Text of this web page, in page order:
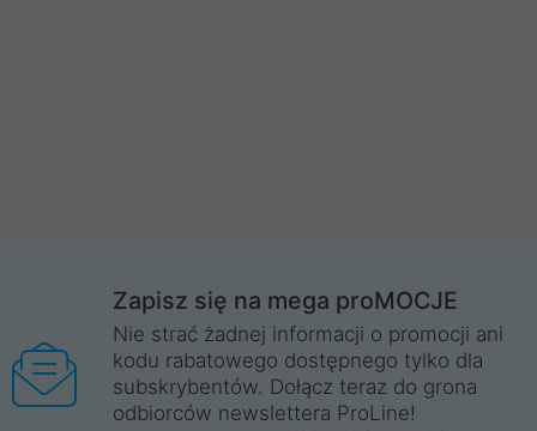
Zapisz się na mega proMOCJE
Nie strać żadnej informacji o promocji ani
kodu rabatowego dostępnego tylko dla
subskrybentów. Dołącz teraz do grona
odbiorców newslettera ProLine!